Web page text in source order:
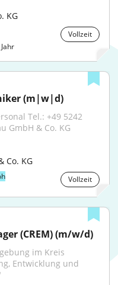
KG
Vollzeit
(m|w|d)
Tel.: +49 5242
GmbH & Co. KG
Co. KG
Vollzeit
(CREM) (m/w/d)
Entwicklung und